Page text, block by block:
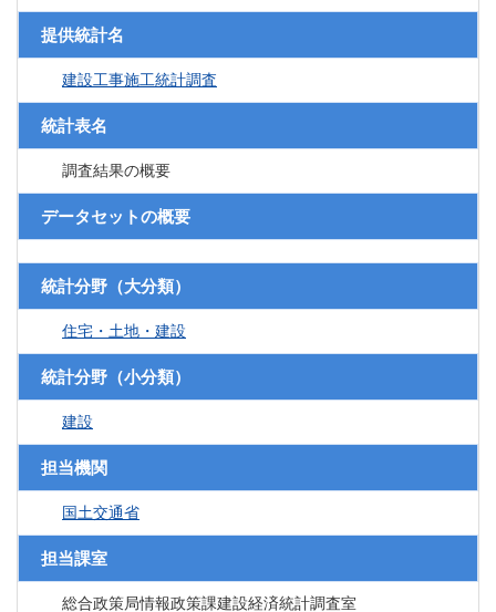
提供統計名
建設工事施工統計調査
統計表名
調査結果の概要
データセットの概要
統計分野（大分類）
住宅・土地・建設
統計分野（小分類）
建設
担当機関
国土交通省
担当課室
総合政策局情報政策課建設経済統計調査室